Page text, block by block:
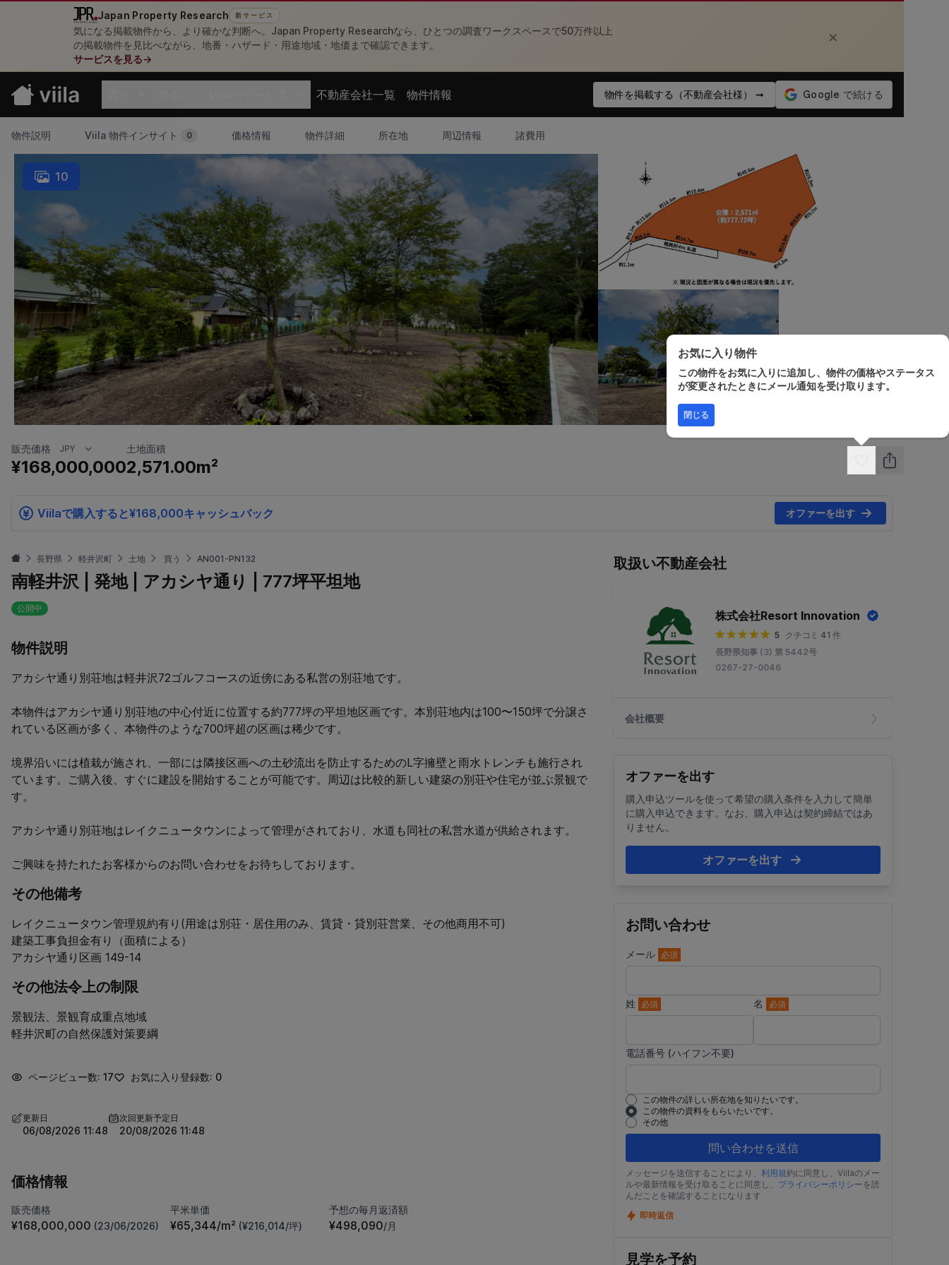
Japan Property Research 新サービス
気になる掲載物件から、より確かな判断へ。Japan Property Researchなら、ひとつの調査ワークスペースで50万件以上
の掲載物件を見比べながら、地番・ハザード・用途地域・地価まで確認できます。
サービスを見る→
×
Open resources menuOpen agent menu
不動産会社一覧
Open feed menu
物件情報 物件を掲載する（不動産会社様） ➞
物件説明 Viila 物件インサイト 0 価格情報 物件詳細 所在地 周辺情報 諸費用
10
販売価格
¥168,000,000
土地面積
2,571.00m²
Viilaで購入すると¥168,000キャッシュバック オファーを出す
長野県 軽井沢町 土地 買う AN001-PN132
南軽井沢 | 発地 | アカシヤ通り | 777坪平坦地
公開中
物件説明
アカシヤ通り別荘地は軽井沢72ゴルフコースの近傍にある私営の別荘地です。
本物件はアカシヤ通り別荘地の中心付近に位置する約777坪の平坦地区画です。本別荘地内は100〜150坪で分譲さ
れている区画が多く、本物件のような700坪超の区画は稀少です。
境界沿いには植栽が施され、一部には隣接区画への土砂流出を防止するためのL字擁壁と雨水トレンチも施行され
ています。ご購入後、すぐに建設を開始することが可能です。周辺は比較的新しい建築の別荘や住宅が並ぶ景観で
す。
アカシヤ通り別荘地はレイクニュータウンによって管理がされており、水道も同社の私営水道が供給されます。
ご興味を持たれたお客様からのお問い合わせをお待ちしております。
その他備考
レイクニュータウン管理規約有り(用途は別荘・居住用のみ、賃貸・貸別荘営業、その他商用不可)
建築工事負担金有り（面積による）
アカシヤ通り区画 149-14
その他法令上の制限
景観法、景観育成重点地域
軽井沢町の自然保護対策要綱
ページビュー数: 17 お気に入り登録数: 0
更新日
06/08/2026 11:48
次回更新予定日
20/08/2026 11:48
価格情報
販売価格
¥168,000,000 (23/06/2026)
平米単価
¥65,344/m² (¥216,014/坪)
予想の毎月返済額
¥498,090/月
取扱い不動産会社
株式会社Resort Innovation
5
クチコミ 41 件
長野県知事 (3) 第 5442号
0267-27-0046
会社概要
オファーを出す
購入申込ツールを使って希望の購入条件を入力して簡単
に購入申込できます。なお、購入申込は契約締結ではあ
りません。
オファーを出す
お問い合わせ
メール 必須
姓 必須 名 必須
電話番号 (ハイフン不要)
この物件の詳しい所在地を知りたいです。
この物件の資料をもらいたいです。
その他
問い合わせを送信
メッセージを送信することにより、利用規約に同意し、Viilaのメー
ルや最新情報を受け取ることに同意し、 プライバシーポリシーを読
んだことを確認することになります
即時返信
見学を予約
お気に入り物件
この物件をお気に入りに追加し、物件の価格やステータス
が変更されたときにメール通知を受け取ります。
閉じる